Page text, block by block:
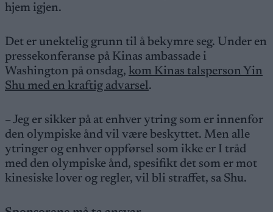
hjem igjen.
Det er unektelig grunn til å bekymre seg. Under en
pressekonferanse på Kinas ambassade i
Washington på onsdag, kom Kinas talsperson Yin
Shu med en kraftig advarsel.
– Jeg er sikker på at enhver ytring som er innenfor
den olympiske ånd vil være beskyttet. Men alle
ytringer og enhver oppførsel som ikke er I tråd
med den olympiske ånd, spesifikt det som er mot
kinesiske lover og regler, vil bli straffet, sa Shu.